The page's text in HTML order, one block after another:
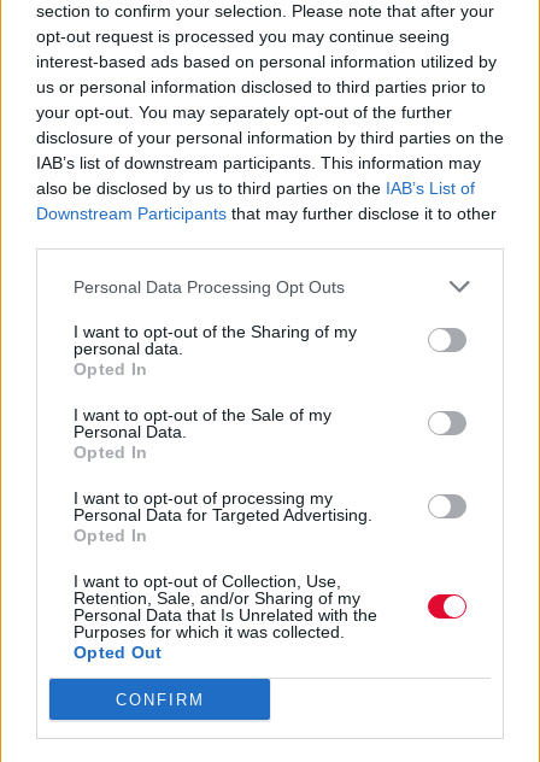
section to confirm your selection. Please note that after your
opt-out request is processed you may continue seeing
interest-based ads based on personal information utilized by
us or personal information disclosed to third parties prior to
your opt-out. You may separately opt-out of the further
disclosure of your personal information by third parties on the
IAB’s list of downstream participants. This information may
also be disclosed by us to third parties on the IAB’s List of
Downstream Participants that may further disclose it to other
Personal Data Processing Opt Outs
I want to opt-out of the Sharing of my
personal data.
Opted In
I want to opt-out of the Sale of my
Personal Data.
Opted In
I want to opt-out of processing my
Personal Data for Targeted Advertising.
Opted In
I want to opt-out of Collection, Use,
Retention, Sale, and/or Sharing of my
Personal Data that Is Unrelated with the
Purposes for which it was collected.
Opted Out
CONFIRM
Μια κρυμμένη
αυτοπροσωπογραφία του
Βίνσεντ Βαν Γκογκ ανακαλύφθηκε
πίσω από άλλον πίνακά του
Δείτε το μοναδικό εύρημα, το οποίο και
ανακαλύφθηκε με τη χρήση ακτινών Χ
Ναταλία Πετρίτη